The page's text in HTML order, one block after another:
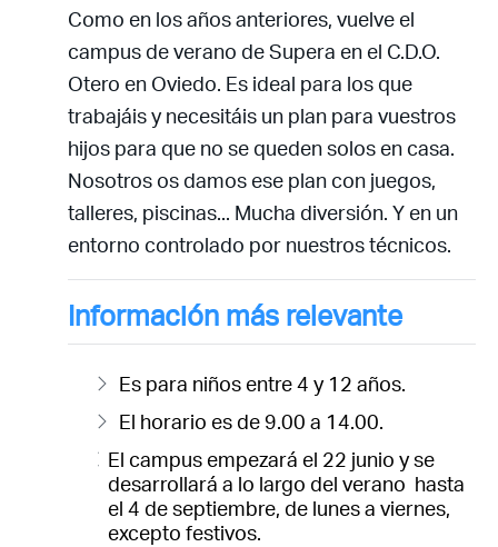
Como en los años anteriores, vuelve el
campus de verano de Supera en el C.D.O.
Otero en Oviedo. Es ideal para los que
trabajáis y necesitáis un plan para vuestros
hijos para que no se queden solos en casa.
Nosotros os damos ese plan con juegos,
talleres, piscinas... Mucha diversión. Y en un
entorno controlado por nuestros técnicos.
Información más relevante
Es para niños entre 4 y 12 años.
El horario es de 9.00 a 14.00.
El campus empezará el 22 junio y se
desarrollará a lo largo del verano hasta
el 4 de septiembre, de lunes a viernes,
excepto festivos.